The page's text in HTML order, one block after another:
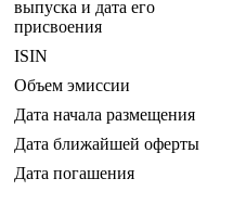
выпуска и дата его
присвоения
ISIN
Объем эмиссии
Дата начала размещения
Дата ближайшей оферты
Дата погашения